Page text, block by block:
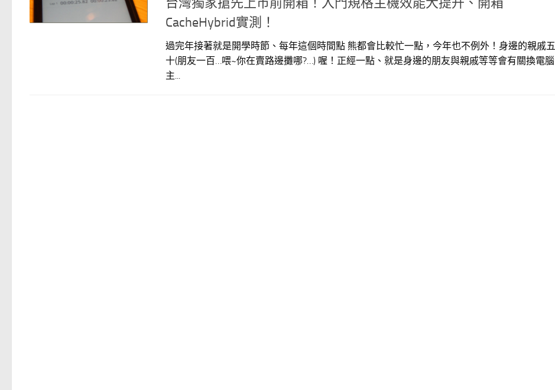
CacheHybrid實測！
過完年接著就是開學時節、每年這個時間點 熊都會比較忙一點，今年也不例外！身邊的親戚五
十(朋友一百…喂~你在賣路邊攤哪?…) 喔！正經一點、就是身邊的朋友與親戚等等會有關換電腦
主...